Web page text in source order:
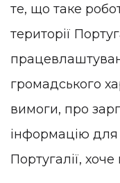
те, що таке
території
громадського
вимоги, про
інформацію для
Португалії,